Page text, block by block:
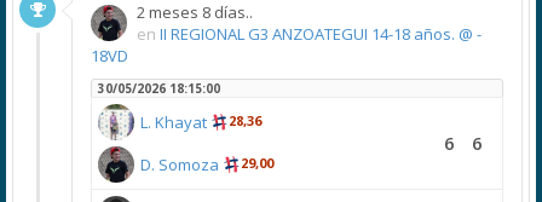
2 meses 8 días..
en II REGIONAL G3 ANZOATEGUI 14-18 años. @ -
18VD
30/05/2026 18:15:00
L. Khayat 28,36
D. Somoza 29,00
6 6